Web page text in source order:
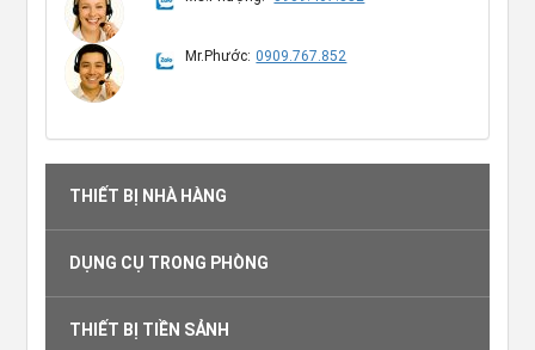
Mr.Phước: 0909.767.852
THIẾT BỊ NHÀ HÀNG
DỤNG CỤ TRONG PHÒNG
THIẾT BỊ TIỀN SẢNH